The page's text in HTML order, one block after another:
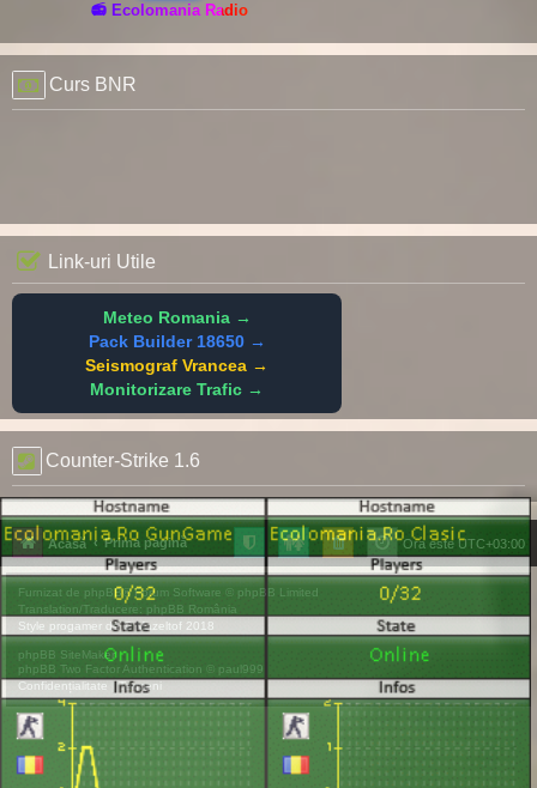
📻 Ecolomania Radio
Curs BNR
Link-uri Utile
Meteo Romania →
Pack Builder 18650 →
Seismograf Vrancea →
Monitorizare Trafic →
Counter-Strike 1.6
Acasă Prima pagină Ora este UTC+03:00
Furnizat de phpBB® Forum Software © phpBB Limited
Translation/Traducere: phpBB România
Style progamer de ©Mazeltof 2018
phpBB SiteMaker
phpBB Two Factor Authentication © paul999
Confidențialitate |Termeni